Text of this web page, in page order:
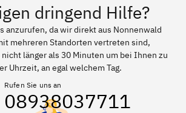
dringend Hilfe?
anzurufen, da wir direkt aus Nonnenwald
mehreren Standorten vertreten sind,
länger als 30 Minuten um bei Ihnen zu
Uhrzeit, an egal welchem Tag.
Rufen Sie uns an
08938037711